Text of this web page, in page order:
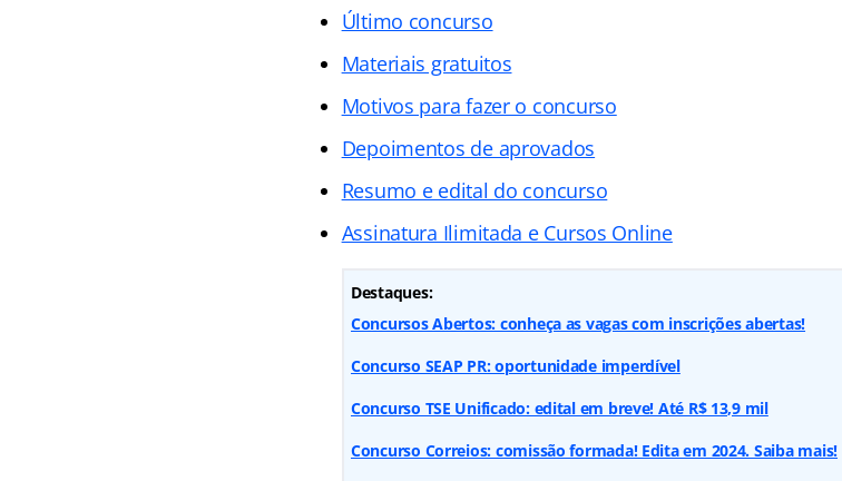
Último concurso
Materiais gratuitos
Motivos para fazer o concurso
Depoimentos de aprovados
Resumo e edital do concurso
Assinatura Ilimitada e Cursos Online
Destaques:
Concursos Abertos: conheça as vagas com inscrições abertas!
Concurso SEAP PR: oportunidade imperdível
Concurso TSE Unificado: edital em breve! Até R$ 13,9 mil
Concurso Correios: comissão formada! Edita em 2024. Saiba mais!